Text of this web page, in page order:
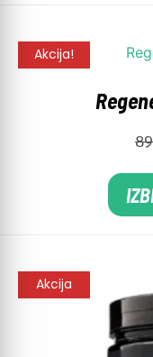
Akcija!
Akcija